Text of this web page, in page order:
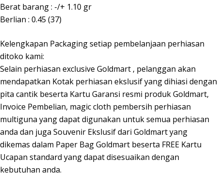
Berat barang : -/+ 1.10 gr
Berlian : 0.45 (37)
Kelengkapan Packaging setiap pembelanjaan perhiasan
ditoko kami:
Selain perhiasan exclusive Goldmart , pelanggan akan
mendapatkan Kotak perhiasan ekslusif yang dihiasi dengan
pita cantik beserta Kartu Garansi resmi produk Goldmart,
Invoice Pembelian, magic cloth pembersih perhiasan
multiguna yang dapat digunakan untuk semua perhiasan
anda dan juga Souvenir Ekslusif dari Goldmart yang
dikemas dalam Paper Bag Goldmart beserta FREE Kartu
Ucapan standard yang dapat disesuaikan dengan
kebutuhan anda.